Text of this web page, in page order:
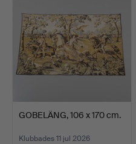
GOBELÄNG, 106 x 170 cm.
Klubbades 11 jul 2026